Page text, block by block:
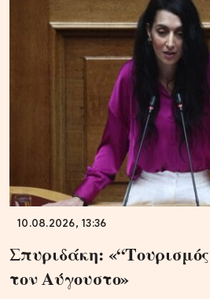
10.08.2026, 13:36
Σπυριδάκη:
τον Αύγουστο»